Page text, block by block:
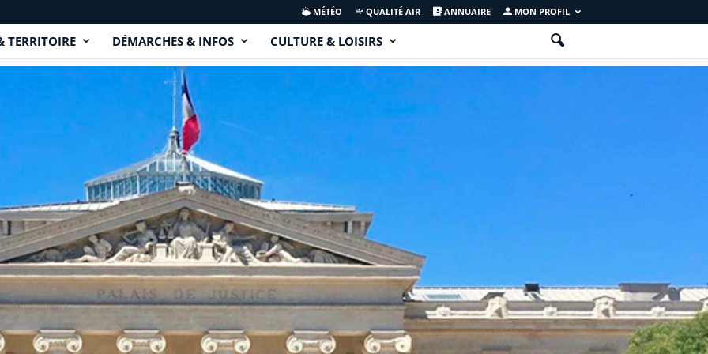
MÉTÉO QUALITÉ AIR ANNUAIRE MON PROFIL
TERRITOIRE DÉMARCHES & INFOS CULTURE & LOISIRS